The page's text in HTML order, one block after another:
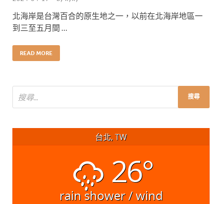
北海岸是台灣百合的原生地之一，以前在北海岸地區一
到三至五月間 …
READ MORE
台北, TW
26°
rain shower / wind